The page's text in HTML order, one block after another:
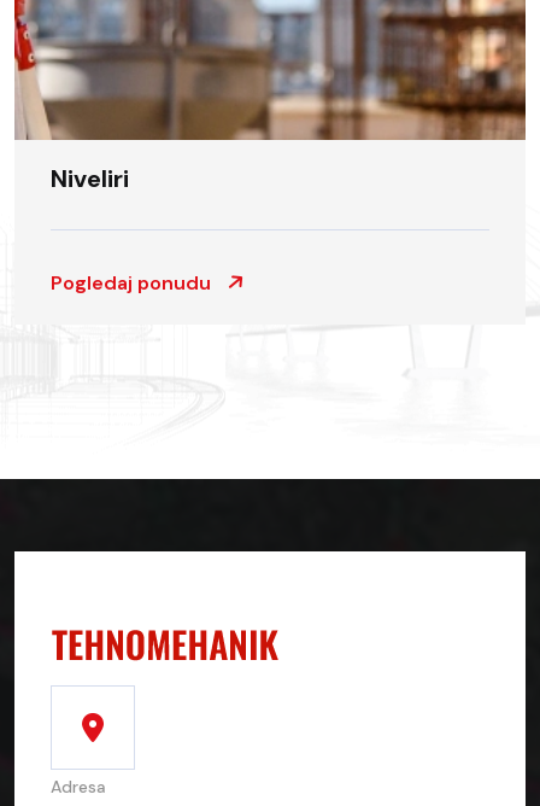
Niveliri
Pogledaj ponudu
Adresa